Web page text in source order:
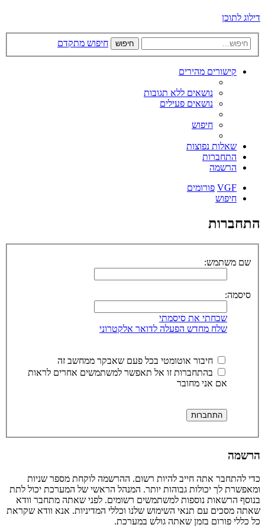
דילוג לתוכן
חיפוש חיפוש מתקדם
קישורים מהירים
נושאים ללא תגובות
נושאים פעילים
חיפוש
שאלות נפוצות
התחברות
הרשמה
VGF פורומים
חיפוש
התחברות
שם משתמש:
סיסמה:
שכחתי את סיסמתי
שלח מחדש הפעלה לדואר אלקטרוני
חיבור אוטומטי בכל פעם שאבקר ממחשב זה
בהתחברות זו אל תאפשר למשתמשים אחרים לראות
אם אני מחובר
הרשמה
כדי להתחבר אתה חייב להיות רשום. ההרשמה לוקחת מספר שניות
ומאפשרת לך יכולות גבוהות יותר. המנהל הראשי של המערכת יכול לתת
בנוסף הרשאות נוספות למשתמשים רשומים. לפני שאתה מתחבר וודא
שאתה מסכים עם תנאי השימוש שלנו וכללי המדיניות. אנא וודא שקראת
כל כללי פורום בזמן שאתה גולש במערכת.